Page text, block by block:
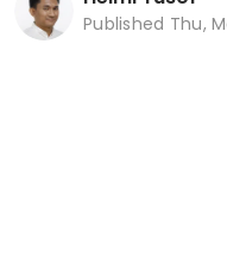
Published Thu,